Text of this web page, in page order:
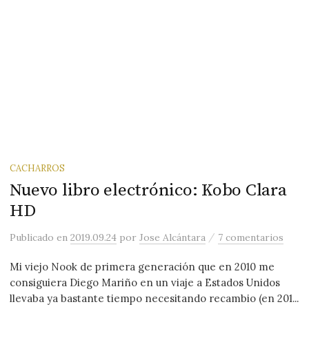
CACHARROS
Nuevo libro electrónico: Kobo Clara
HD
Publicadoen2019.09.24 porJose Alcántara / 7 comentarios
Mi viejo Nook de primera generación que en 2010 me
consiguiera Diego Mariño en un viaje a Estados Unidos
llevaba ya bastante tiempo necesitando recambio (en 201...